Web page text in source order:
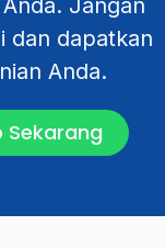
Jangan
dan dapatkan
Anda.
Sekarang